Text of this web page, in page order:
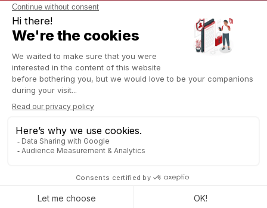
Los 5 mejores ERP de código abierto
Implementación de ERP
Integración ERP
Implementación de ERP
Proyecto ERP
Sistema ERP
Odoo ERP para el sector financiero
Odoo ERP para la industria de seguros
Odoo ERP para la industria de la impresión
Odoo ERP para la industria del cannabis/CBD
Odoo ERP para la industria manufacturera
Con tecnología de - El mejorComercio electrónico de